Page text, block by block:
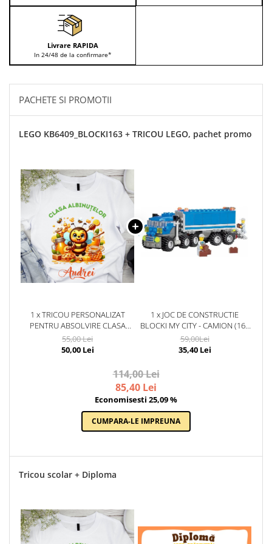
Livrare RAPIDA
In 24/48 de la confirmare*
PACHETE SI PROMOTII
LEGO KB6409_BLOCKI163 + TRICOU LEGO, pachet promo
1 x TRICOU PERSONALIZAT
PENTRU ABSOLVIRE CLASA
ALBINTELOR CU TEXT SAU POZE
ABS1038
55,00 Lei
50,00 Lei
1 x JOC DE CONSTRUCTIE
BLOCKI MY CITY - CAMION (163
PIESE)
59,00Lei
35,40 Lei
114,00 Lei
85,40 Lei
Economisesti 25,09 %
CUMPARA-LE IMPREUNA
Tricou scolar + Diploma